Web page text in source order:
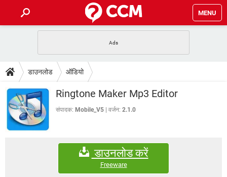
MENU
फोन पर अकाउंट बैलेंस चेक
WhatsApp Hack हो गया? Lucky Patcher यूज करें
टेक-स्पेशल
2020 के फ्री एंटीवायरस
बेस्ट फ्री ऑनलाइन गेम्स
डाउनलोड
Vidmate PUBG Mobile
WhatsRemoved+
FORUM
कंप्यूटर बस
डाउनलोड ऑडियो
Ringtone Maker Mp3 Editor
संपादक: Mobile_V5 वर्जन: 2.1.0
डाउनलोड करें
Freeware